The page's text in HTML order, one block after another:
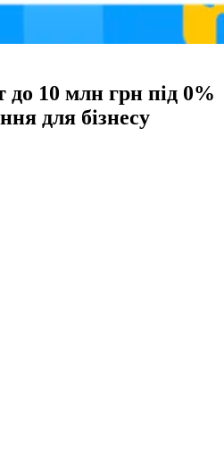
до 10 млн грн під 0%
для бізнесу